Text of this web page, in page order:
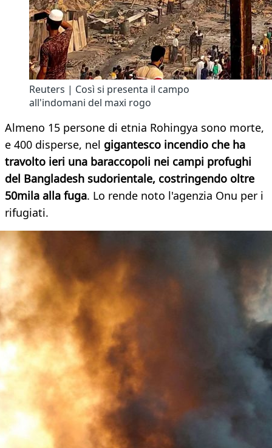
Reuters | Così si presenta il campo
all'indomani del maxi rogo
Almeno 15 persone di etnia Rohingya sono morte,
e 400 disperse, nel gigantesco incendio che ha
travolto ieri una baraccopoli nei campi profughi
del Bangladesh sudorientale, costringendo oltre
50mila alla fuga. Lo rende noto l'agenzia Onu per i
rifugiati.